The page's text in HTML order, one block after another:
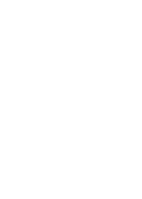
et
det valgte
bruge